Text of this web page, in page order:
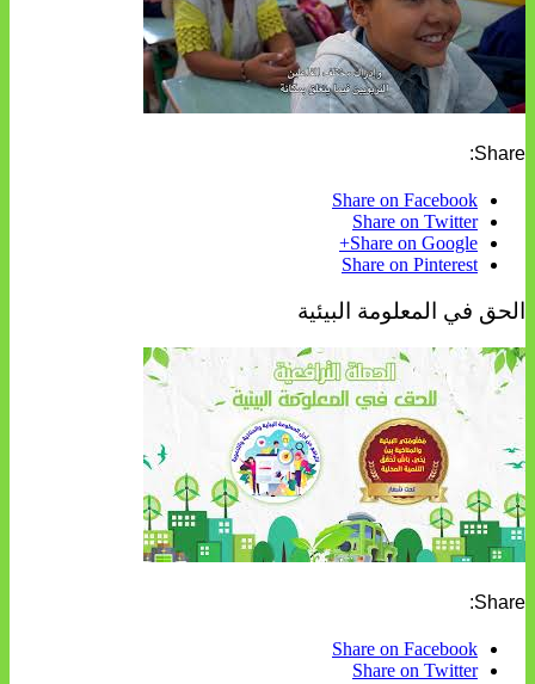
Share:
Share on Facebook
Share on Twitter
Share on Google+
Share on Pinterest
الحق في المعلومة البيئية
Share:
Share on Facebook
Share on Twitter